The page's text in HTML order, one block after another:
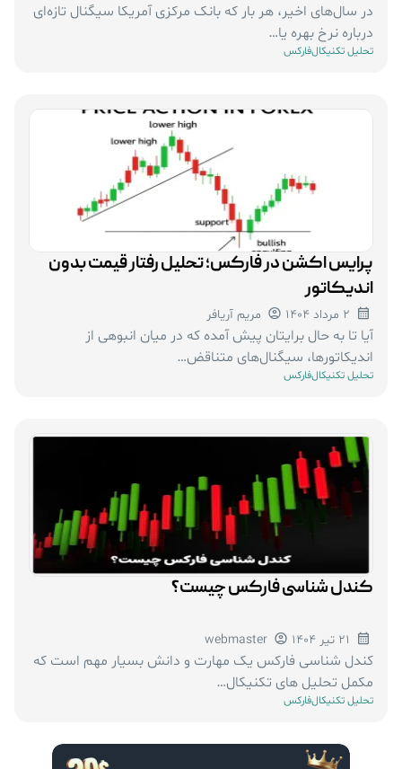
در سال‌های اخیر، هر بار که بانک مرکزی آمریکا سیگنال تازه‌ای
درباره نرخ بهره یا…
تحلیل تکنیکال فارکس
پرایس اکشن در فارکس؛ تحلیل رفتار قیمت بدون
اندیکاتور
2 مرداد 1404 مریم آریافر
آیا تا به حال برایتان پیش آمده که در میان انبوهی از
اندیکاتورها، سیگنال‌های متناقض…
تحلیل تکنیکالفارکس
کندل شناسی فارکس چیست؟
21 تیر 1404 webmaster
کندل شناسی فارکس یک مهارت و دانش بسیار مهم است که
مکمل تحلیل های تکنیکال…
تحلیل تکنیکال فارکس